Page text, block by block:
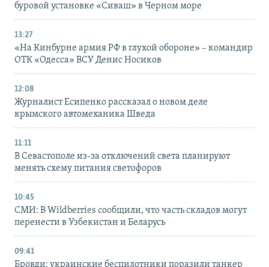
буровой установке «Сиваш» в Черном море
13:27
«На Кинбурне армия РФ в глухой обороне» – командир
ОТК «Одесса» ВСУ Денис Носиков
12:08
Журналист Есипенко рассказал о новом деле
крымского автомеханика Шведа
11:11
В Севастополе из-за отключений света планируют
менять схему питания светофоров
10:45
СМИ: В Wildberries сообщили, что часть складов могут
перенести в Узбекистан и Беларусь
09:41
Бровди: украинские беспилотники поразили танкер